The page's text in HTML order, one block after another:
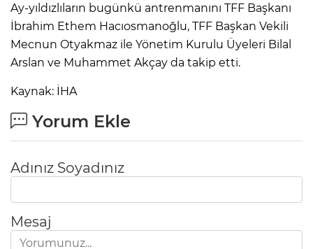
Ay-yıldızlıların bugünkü antrenmanını TFF Başkanı
İbrahim Ethem Hacıosmanoğlu, TFF Başkan Vekili
Mecnun Otyakmaz ile Yönetim Kurulu Üyeleri Bilal
Arslan ve Muhammet Akçay da takip etti.
Kaynak: İHA
Yorum Ekle
Adınız Soyadınız
Mesaj